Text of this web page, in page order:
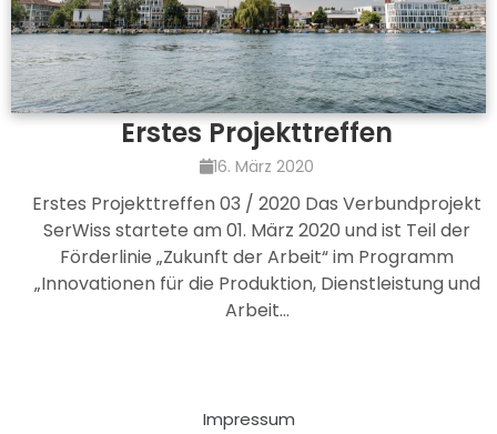
Erstes Projekttreffen
16. März 2020
Erstes Projekttreffen 03 / 2020 Das Verbundprojekt
SerWiss startete am 01. März 2020 und ist Teil der
Förderlinie „Zukunft der Arbeit“ im Programm
„Innovationen für die Produktion, Dienstleistung und
Arbeit…
Impressum